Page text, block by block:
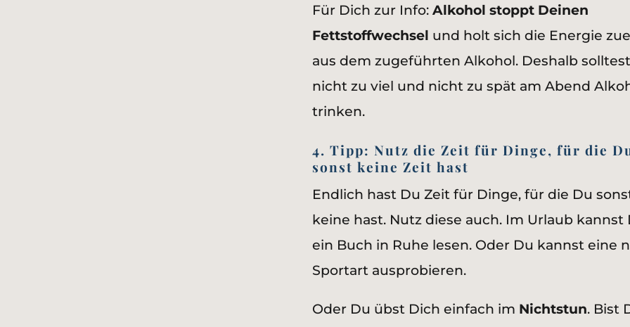
Für Dich zur Info: Alkohol stoppt Deinen
Fettstoffwechsel und holt sich die Energie
aus dem zugeführten Alkohol. Deshalb
nicht zu viel und nicht zu spät am Abend
trinken.
4. Tipp: Nutz die Zeit für Dinge, für die
sonst keine Zeit hast
Endlich hast Du Zeit für Dinge, für die Du
keine hast. Nutz diese auch. Im Urlaub kannst
ein Buch in Ruhe lesen. Oder Du kannst eine
Sportart ausprobieren.
Oder Du übst Dich einfach im Nichtstun. Bist